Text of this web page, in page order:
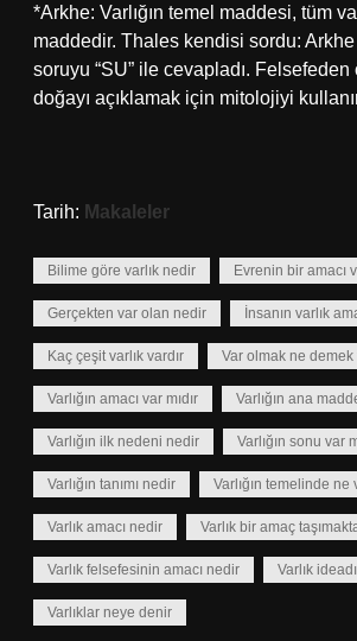
*Arkhe: Varlığın temel maddesi, tüm
maddedir. Thales kendisi sordu:
soruyu “SU” ile cevapladı.
doğayı açıklamak için mitolojiyi
Tarih: Makaleler
Bilime göre varlık nedir Evrenin bir amacı
Gerçekten var olan nedir İnsanın varlık
Kaç çeşit varlık vardır Var olmak ne demek
Varlığın amacı var mıdır Varlığın ana
Varlığın ilk nedeni nedir Varlığın sonu var
Varlığın tanımı nedir Varlığın temelinde ne
Varlık amacı nedir Varlık bir amaç
Varlık felsefesinin amacı nedir Varlık
Varlıklar neye denir